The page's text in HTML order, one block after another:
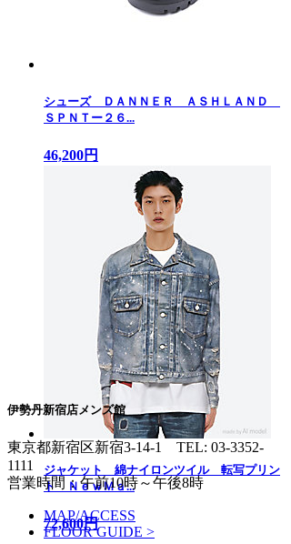
シューズ ＤＡＮＮＥＲ ＡＳＨＬＡＮＤ
ＳＰＮＴー２６...
46,200円
ジャケット 綿ナイロンツイル 転写プリン
ト ＮｅｗＭａ...
72,600円
伊勢丹新宿店メンズ館
東京都新宿区新宿3-14-1 TEL: 03-3352-
1111
営業時間：午前10時～午後8時
MAP/ACCESS
FLOOR GUIDE >